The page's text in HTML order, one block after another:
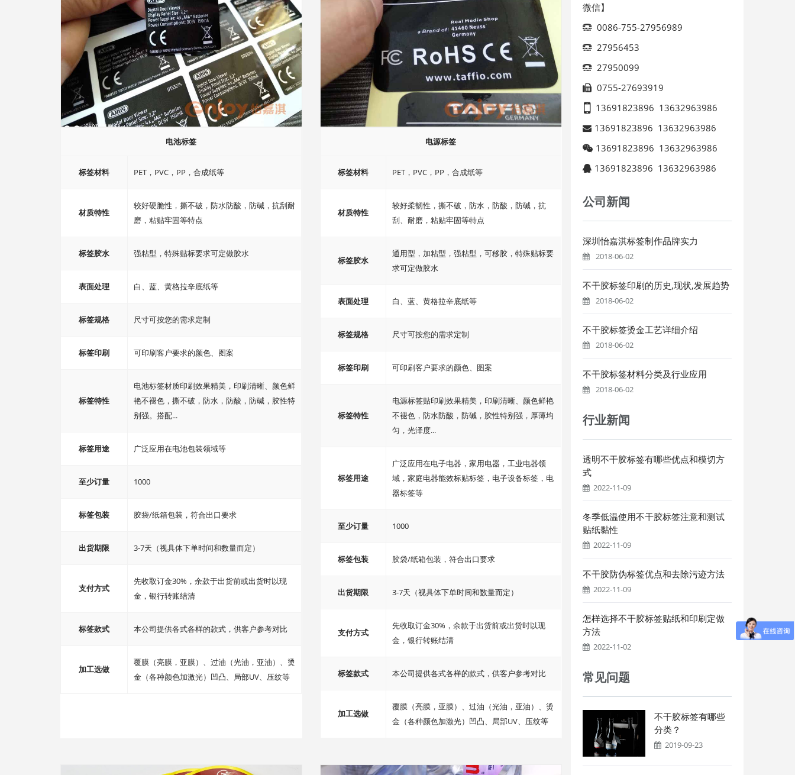
电池标签
标签材料 PET，PVC，PP，合成纸等
材质特性
较好硬脆性，撕不破，防水防酸，防碱，抗刮耐
磨，粘贴牢固等特点
标签胶水 强粘型，特殊贴标要求可定做胶水
表面处理 白、蓝、黄格拉辛底纸等
标签规格 尺寸可按您的需求定制
标签印刷 可印刷客户要求的颜色、图案
标签特性
电池标签材质印刷效果精美，印刷清晰、颜色鲜
艳不褪色，撕不破，防水，防酸，防碱，胶性特
别强。搭配...
标签用途 广泛应用在电池包装领域等
至少订量 1000
标签包装 胶袋/纸箱包装，符合出口要求
出货期限 3-7天（视具体下单时间和数量而定）
支付方式
先收取订金30%，余款于出货前或出货时以现
金，银行转账结清
标签款式 本公司提供各式各样的款式，供客户参考对比
加工选做
覆膜（亮膜，亚膜）、过油（光油，亚油）、烫
金（各种颜色加激光）凹凸、局部UV、压纹等
电源标签
标签材料 PET，PVC，PP，合成纸等
材质特性
较好柔韧性，撕不破，防水，防酸，防碱，抗
刮、耐磨，粘贴牢固等特点
标签胶水
通用型，加粘型，强粘型，可移胶，特殊贴标要
求可定做胶水
表面处理 白、蓝、黄格拉辛底纸等
标签规格 尺寸可按您的需求定制
标签印刷 可印刷客户要求的颜色、图案
标签特性
电源标签贴印刷效果精美，印刷清晰、颜色鲜艳
不褪色，防水防酸，防碱，胶性特别强，厚薄均
匀，光泽度...
标签用途
广泛应用在电子电器，家用电器，工业电器领
域，家庭电器能效标贴标签，电子设备标签，电
器标签等
至少订量 1000
标签包装 胶袋/纸箱包装，符合出口要求
出货期限 3-7天（视具体下单时间和数量而定）
支付方式
先收取订金30%，余款于出货前或出货时以现
金，银行转账结清
标签款式 本公司提供各式各样的款式，供客户参考对比
加工选做
覆膜（亮膜，亚膜）、过油（光油，亚油）、烫
金（各种颜色加激光）凹凸、局部UV、压纹等
微信】
0086-755-27956989
27956453
27950099
0755-27693919
13691823896 13632963986
13691823896 13632963986
13691823896 13632963986
13691823896 13632963986
公司新闻
深圳怡嘉淇标签制作品牌实力
2018-06-02
不干胶标签印刷的历史,现状,发展趋势
2018-06-02
不干胶标签烫金工艺详细介绍
2018-06-02
不干胶标签材料分类及行业应用
2018-06-02
行业新闻
透明不干胶标签有哪些优点和模切方
式
2022-11-09
冬季低温使用不干胶标签注意和测试
贴纸黏性
2022-11-09
不干胶防伪标签优点和去除污迹方法
2022-11-09
怎样选择不干胶标签贴纸和印刷定做
方法
2022-11-02
常见问题
不干胶标签有哪些
分类？
2019-09-23